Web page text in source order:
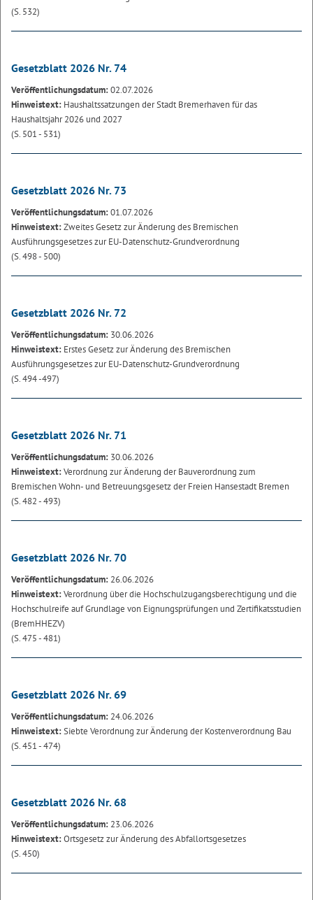
(S. 532)
Gesetzblatt 2026 Nr. 74
Veröffentlichungsdatum:02.07.2026
Hinweistext: Haushaltssatzungen der Stadt Bremerhaven für das
Haushaltsjahr 2026 und 2027
(S. 501 - 531)
Gesetzblatt 2026 Nr. 73
Veröffentlichungsdatum:01.07.2026
Hinweistext:Zweites Gesetz zur Änderung des Bremischen
Ausführungsgesetzes zur EU-Datenschutz-Grundverordnung
(S. 498 - 500)
Gesetzblatt 2026 Nr. 72
Veröffentlichungsdatum: 30.06.2026
Hinweistext: Erstes Gesetz zur Änderung des Bremischen
Ausführungsgesetzes zur EU-Datenschutz-Grundverordnung
(S. 494 -497)
Gesetzblatt 2026 Nr. 71
Veröffentlichungsdatum: 30.06.2026
Hinweistext:Verordnung zur Änderung der Bauverordnung zum
Bremischen Wohn- und Betreuungsgesetz der Freien Hansestadt Bremen
(S. 482 - 493)
Gesetzblatt 2026 Nr. 70
Veröffentlichungsdatum: 26.06.2026
Hinweistext:Verordnung über die Hochschulzugangsberechtigung und die
Hochschulreife auf Grundlage von Eignungsprüfungen und Zertifikatsstudien
(BremHHEZV)
(S. 475 - 481)
Gesetzblatt 2026 Nr. 69
Veröffentlichungsdatum: 24.06.2026
Hinweistext:Siebte Verordnung zur Änderung der Kostenverordnung Bau
(S. 451 - 474)
Gesetzblatt 2026 Nr. 68
Veröffentlichungsdatum: 23.06.2026
Hinweistext:Ortsgesetz zur Änderung des Abfallortsgesetzes
(S. 450)